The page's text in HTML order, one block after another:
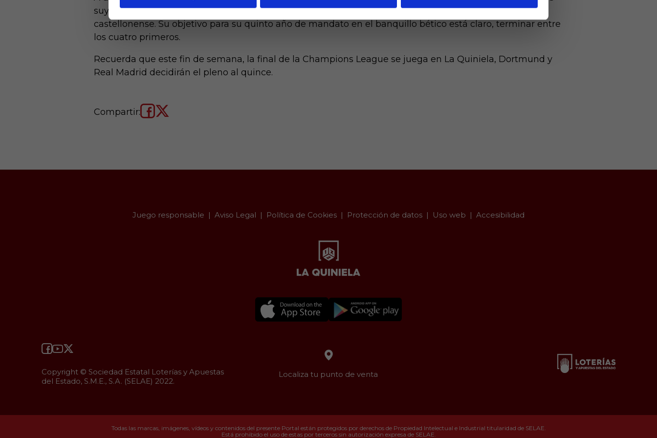
suyos, le resta conseguir la clasificación para la Champions League, que sí logró en la entidad
castellonense. Su objetivo para su quinto año de mandato en el banquillo bético está claro, terminar entre
los cuatro primeros.
Recuerda que este fin de semana, la final de la Champions League se juega en La Quiniela, Dortmund y
Real Madrid decidirán el pleno al quince.
Compartir:
Juego responsable Aviso Legal Política de Cookies Protección de datos Uso web Accesibilidad
Copyright © Sociedad Estatal Loterías y Apuestas
del Estado, S.M.E., S.A. (SELAE) 2022.
Localiza tu punto de venta
Todas las marcas, imágenes, vídeos y contenidos del presente Portal están protegidos por derechos de Propiedad Intelectual e Industrial titularidad de SELAE.
Está prohibido el uso de estas por terceros sin autorización expresa de SELAE.